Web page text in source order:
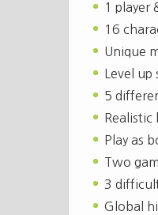
1 player
16
Unique
Level
5
Play as
Two
3
Global